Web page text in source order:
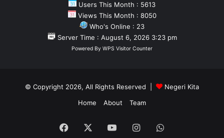
Users This Month : 5613
Views This Month : 8050
Who's Online : 23
Server Time : August 6, 2026 3:23 pm
Powered By WPS Visitor Counter
© Copyright 2026, All Rights Reserved |
Negeri Kita
Home
About Team
Facebook YouTubeInstagramWhatsApp